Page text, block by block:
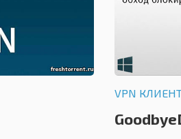
VPN